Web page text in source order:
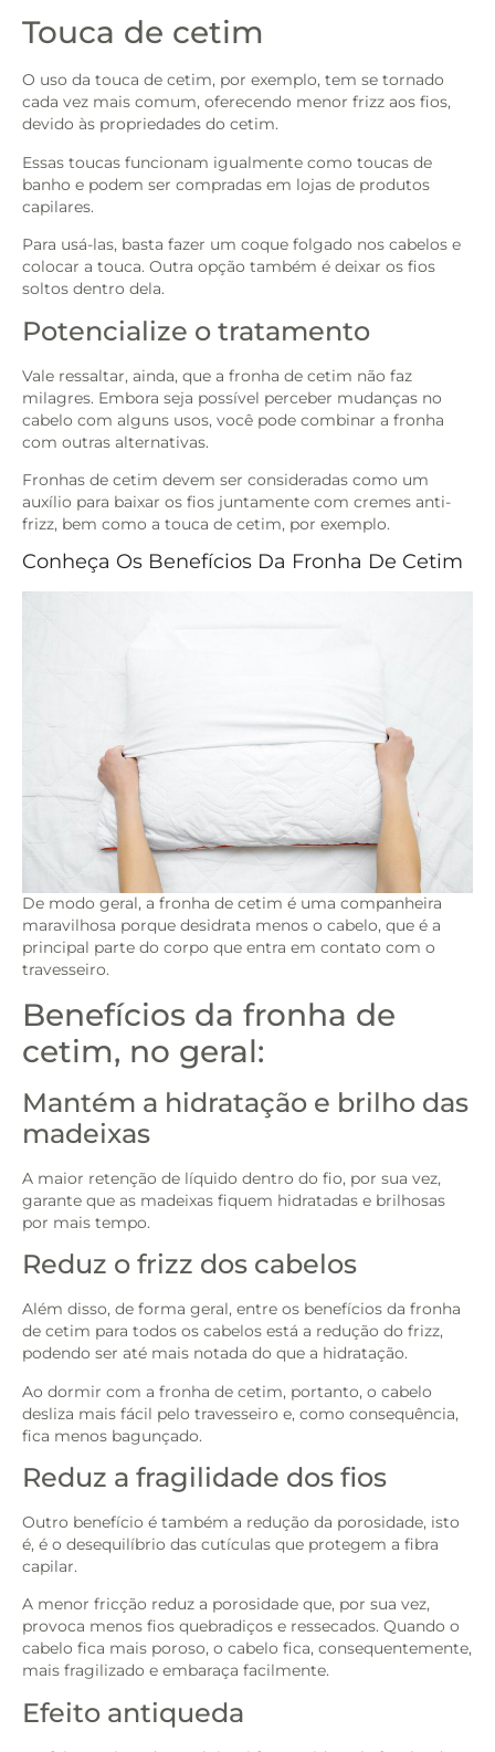
Touca de cetim
O uso da touca de cetim, por exemplo, tem se tornado
cada vez mais comum, oferecendo menor frizz aos fios,
devido às propriedades do cetim.
Essas toucas funcionam igualmente como toucas de
banho e podem ser compradas em lojas de produtos
capilares.
Para usá-las, basta fazer um coque folgado nos cabelos e
colocar a touca. Outra opção também é deixar os fios
soltos dentro dela.
Potencialize o tratamento
Vale ressaltar, ainda, que a fronha de cetim não faz
milagres. Embora seja possível perceber mudanças no
cabelo com alguns usos, você pode combinar a fronha
com outras alternativas.
Fronhas de cetim devem ser consideradas como um
auxílio para baixar os fios juntamente com cremes anti-
frizz, bem como a touca de cetim, por exemplo.
Conheça Os Benefícios Da Fronha De Cetim
De modo geral, a fronha de cetim é uma companheira
maravilhosa porque desidrata menos o cabelo, que é a
principal parte do corpo que entra em contato com o
travesseiro.
Benefícios da fronha de
cetim, no geral:
Mantém a hidratação e brilho das
madeixas
A maior retenção de líquido dentro do fio, por sua vez,
garante que as madeixas fiquem hidratadas e brilhosas
por mais tempo.
Reduz o frizz dos cabelos
Além disso, de forma geral, entre os benefícios da fronha
de cetim para todos os cabelos está a redução do frizz,
podendo ser até mais notada do que a hidratação.
Ao dormir com a fronha de cetim, portanto, o cabelo
desliza mais fácil pelo travesseiro e, como consequência,
fica menos bagunçado.
Reduz a fragilidade dos fios
Outro benefício é também a redução da porosidade, isto
é, é o desequilíbrio das cutículas que protegem a fibra
capilar.
A menor fricção reduz a porosidade que, por sua vez,
provoca menos fios quebradiços e ressecados. Quando o
cabelo fica mais poroso, o cabelo fica, consequentemente,
mais fragilizado e embaraça facilmente.
Efeito antiqueda